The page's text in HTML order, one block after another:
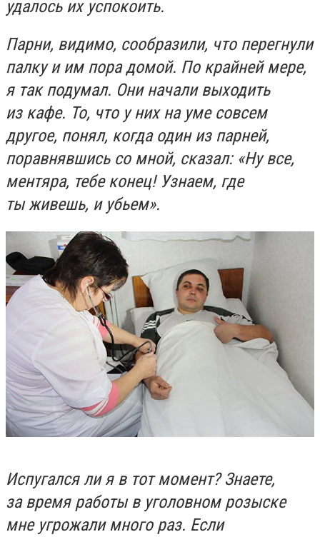
удалось их успокоить.
Парни, видимо, сообразили, что перегнули
палку и им пора домой. По крайней мере,
я так подумал. Они начали выходить
из кафе. То, что у них на уме совсем
другое, понял, когда один из парней,
поравнявшись со мной, сказал: «Ну все,
ментяра, тебе конец! Узнаем, где
ты живешь, и убьем».
Испугался ли я в тот момент? Знаете,
за время работы в уголовном розыске
мне угрожали много раз. Если